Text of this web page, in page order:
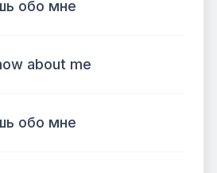
обо мне
about me
обо мне